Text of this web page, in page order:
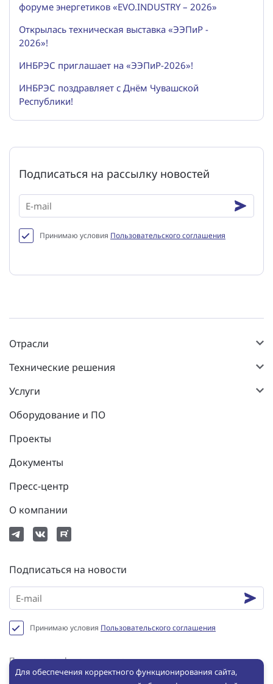
форуме энергетиков «EVO.INDUSTRY – 2026»
Открылась техническая выставка «ЭЭПиР -
2026»!
ИНБРЭС приглашает на «ЭЭПиР-2026»!
ИНБРЭС поздравляет с Днём Чувашской
Республики!
Подписаться на рассылку новостей
Принимаю условия Пользовательского соглашения
Отрасли
Технические решения
Услуги
Оборудование и ПО
Проекты
Документы
Пресс-центр
О компании
Подписаться на новости
Принимаю условия Пользовательского соглашения
Политика конфиденциальности
Пользовательское соглашение
Для обеспечения корректного функционирования сайта,